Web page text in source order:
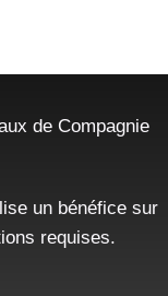
de Compagnie
un bénéfice sur
requises.